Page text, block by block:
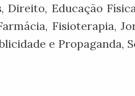
Direito, Educação
Fisioterapia,
e Propaganda,